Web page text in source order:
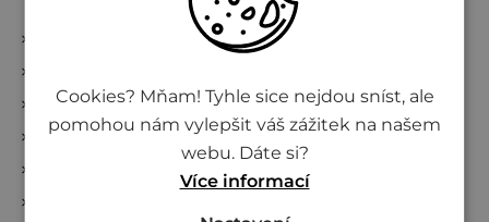
Investujte do Živiny
Přidej se k Živině
Cookies? Mňam! Tyhle sice nejdou sníst, ale
pomohou nám vylepšit váš zážitek na našem
webu. Dáte si?
Více informací